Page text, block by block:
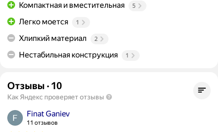
Компактная и вместительная 5
Легко моется 1
Хлипкий материал 2
Нестабильная конструкция 1
Отзывы · 10
Как Яндекс проверяет отзывы
Finat Ganiev
11 отзывов